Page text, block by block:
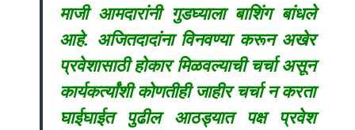
माजी आमदारांनी गुडघ्याला बाशिंग बांधले
आहे. अजितदादांना विनवण्या करून अखेर
प्रवेशासाठी होकार मिळवल्याची चर्चा असून
कार्यकर्त्यांशी कोणतीही जाहीर चर्चा न करता
घाईघाईत पुढील आठड्यात पक्ष प्रवेश